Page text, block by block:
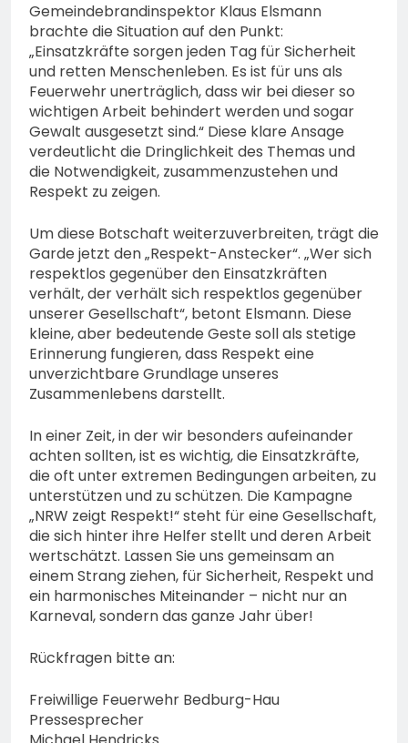
Gemeindebrandinspektor Klaus Elsmann
brachte die Situation auf den Punkt:
„Einsatzkräfte sorgen jeden Tag für Sicherheit
und retten Menschenleben. Es ist für uns als
Feuerwehr unerträglich, dass wir bei dieser so
wichtigen Arbeit behindert werden und sogar
Gewalt ausgesetzt sind.“ Diese klare Ansage
verdeutlicht die Dringlichkeit des Themas und
die Notwendigkeit, zusammenzustehen und
Respekt zu zeigen.
Um diese Botschaft weiterzuverbreiten, trägt die
Garde jetzt den „Respekt-Anstecker“. „Wer sich
respektlos gegenüber den Einsatzkräften
verhält, der verhält sich respektlos gegenüber
unserer Gesellschaft“, betont Elsmann. Diese
kleine, aber bedeutende Geste soll als stetige
Erinnerung fungieren, dass Respekt eine
unverzichtbare Grundlage unseres
Zusammenlebens darstellt.
In einer Zeit, in der wir besonders aufeinander
achten sollten, ist es wichtig, die Einsatzkräfte,
die oft unter extremen Bedingungen arbeiten, zu
unterstützen und zu schützen. Die Kampagne
„NRW zeigt Respekt!“ steht für eine Gesellschaft,
die sich hinter ihre Helfer stellt und deren Arbeit
wertschätzt. Lassen Sie uns gemeinsam an
einem Strang ziehen, für Sicherheit, Respekt und
ein harmonisches Miteinander – nicht nur an
Karneval, sondern das ganze Jahr über!
Rückfragen bitte an:
Freiwillige Feuerwehr Bedburg-Hau
Pressesprecher